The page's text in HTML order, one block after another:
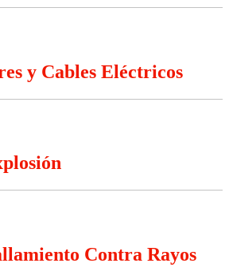
y Cables Eléctricos
Contra Rayos